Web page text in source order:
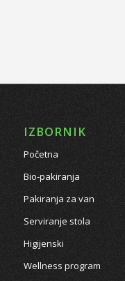
IZBORNIK
Početna
Bio-pakiranja
Pakiranja za van
Serviranje stola
Higijenski
Wellness program